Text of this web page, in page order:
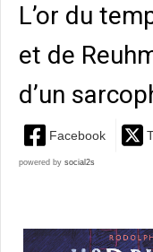
L’or du
et de
d’un
Facebook
powered by social2s